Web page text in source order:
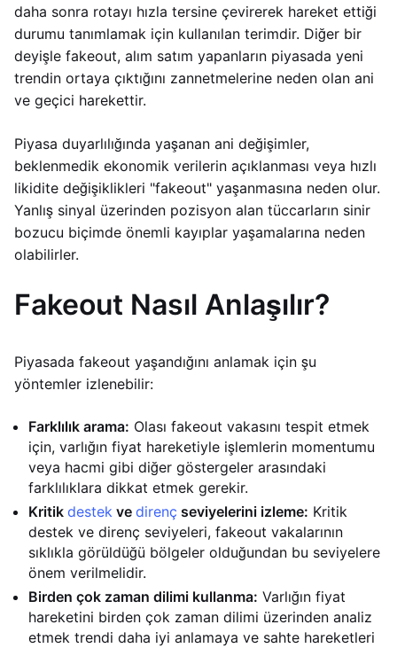
daha sonra rotayı hızla tersine çevirerek hareket ettiği
durumu tanımlamak için kullanılan terimdir. Diğer bir
deyişle fakeout, alım satım yapanların piyasada yeni
trendin ortaya çıktığını zannetmelerine neden olan ani
ve geçici harekettir.
Piyasa duyarlılığında yaşanan ani değişimler,
beklenmedik ekonomik verilerin açıklanması veya hızlı
likidite değişiklikleri "fakeout" yaşanmasına neden olur.
Yanlış sinyal üzerinden pozisyon alan tüccarların sinir
bozucu biçimde önemli kayıplar yaşamalarına neden
olabilirler.
Fakeout Nasıl Anlaşılır?
Piyasada fakeout yaşandığını anlamak için şu
yöntemler izlenebilir:
Farklılık arama: Olası fakeout vakasını tespit etmek
için, varlığın fiyat hareketiyle işlemlerin momentumu
veya hacmi gibi diğer göstergeler arasındaki
farklılıklara dikkat etmek gerekir.
Kritik destek ve direnç seviyelerini izleme: Kritik
destek ve direnç seviyeleri, fakeout vakalarının
sıklıkla görüldüğü bölgeler olduğundan bu seviyelere
önem verilmelidir.
Birden çok zaman dilimi kullanma: Varlığın fiyat
hareketini birden çok zaman dilimi üzerinden analiz
etmek trendi daha iyi anlamaya ve sahte hareketleri